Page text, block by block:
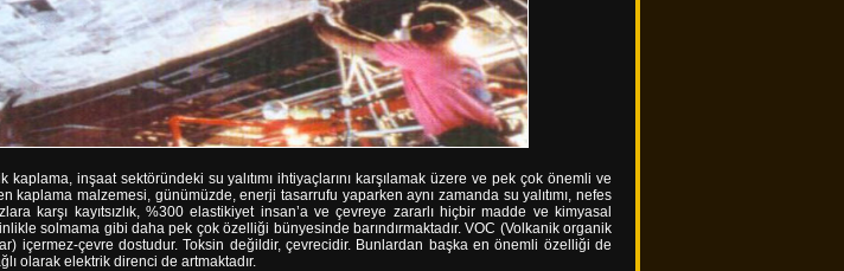
inşaat sektöründeki su yalıtımı ihtiyaçlarını karşılamak üzere ve pek çok önemli ve
malzemesi, günümüzde, enerji tasarrufu yaparken aynı zamanda su yalıtımı, nefes
karşı kayıtsızlık, %300 elastikiyet insan’a ve çevreye zararlı hiçbir madde ve kimyasal
solmama gibi daha pek çok özelliği bünyesinde barındırmaktadır. VOC (Volkanik organik
içermez-çevre dostudur. Toksin değildir, çevrecidir. Bunlardan başka en önemli özelliği de
olarak elektrik direnci de artmaktadır.